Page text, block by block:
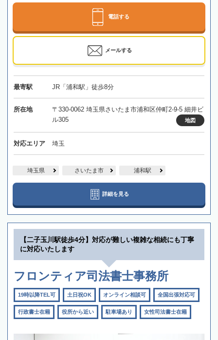
電話する
メールする
最寄駅 JR「浦和駅」徒歩8分
所在地
〒330-0062 埼玉県さいたま市浦和区仲町2-9-5 細井ビ
ル305
地図
対応エリア 埼玉
埼玉県 さいたま市 浦和駅
詳細を見る
【二子玉川駅徒歩4分】対応が難しい複雑な相続にも丁寧
に対応いたします
フロンティア司法書士事務所
19時以降TEL可 土日祝OK オンライン相談可 全国出張対応可
行政書士在籍 役所から近い 駐車場あり 女性司法書士在籍